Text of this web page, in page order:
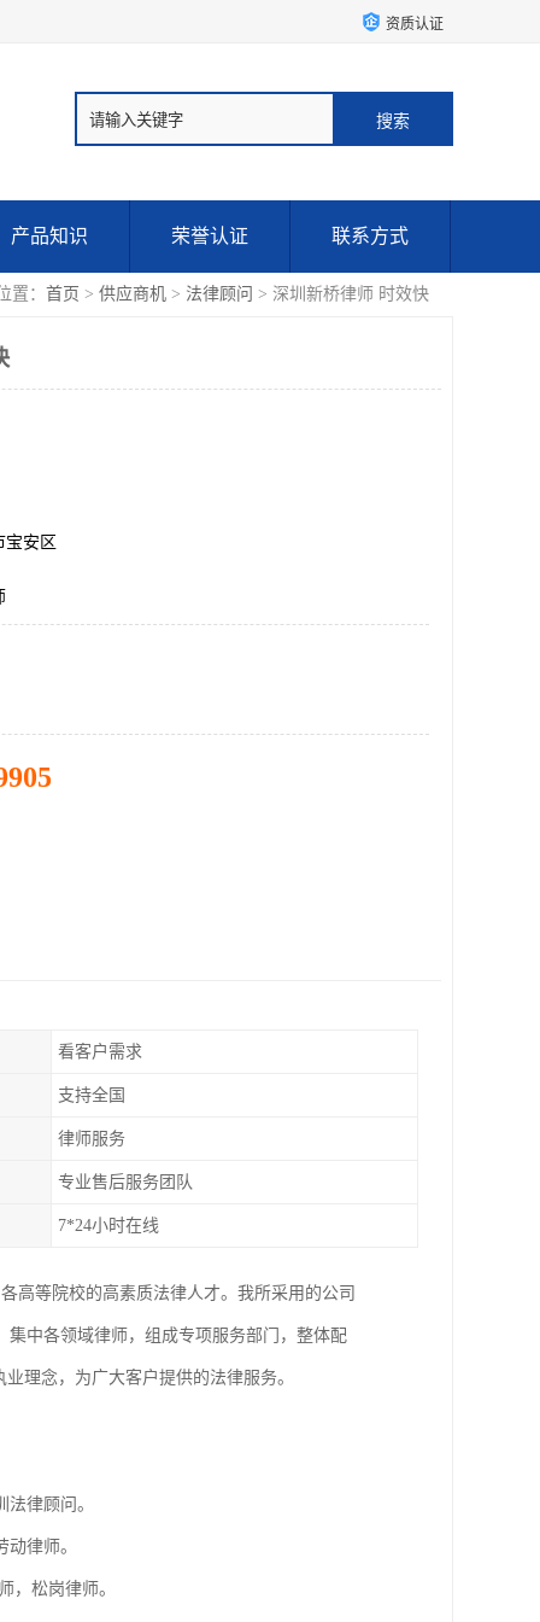
资质认证
产品知识 荣誉认证 联系方式
置： 首页 > 供应商机 > 法律顾问 > 深圳新桥律师 时效快
宝安区
看客户需求
支持全国
律师服务
专业售后服务团队
7*24小时在线
高等院校的高素质法律人才。我所采用的公司
中各领域律师，组成专项服务部门，整体配
理念，为广大客户提供的法律服务。
律顾问。
律师。
，松岗律师。